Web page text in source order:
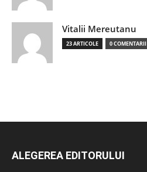
Vitalii Mereutanu
23 ARTICOLE 0 COMENTARII
ALEGEREA EDITORULUI